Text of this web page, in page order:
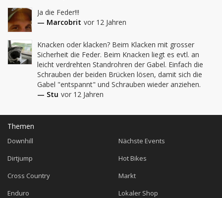
Ja die Feder!!!
— Marcobrit vor 12 Jahren
Knacken oder klacken? Beim Klacken mit grosser
Sicherheit die Feder. Beim Knacken liegt es evtl. an
leicht verdrehten Standrohren der Gabel. Einfach die
Schrauben der beiden Brücken lösen, damit sich die
Gabel "entspannt" und Schrauben wieder anziehen.
— Stu vor 12 Jahren
Themen
Downhill
Dirtjump
Cross Country
Enduro
Nächste Events
Hot Bikes
Markt
Lokaler Shop